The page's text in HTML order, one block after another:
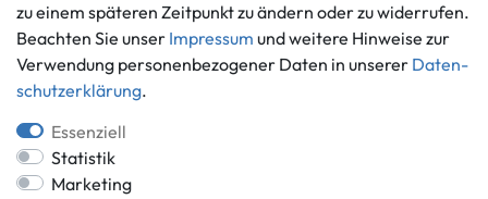
Über uns
Häufig gestellte Fragen
Zahlung und Versand
Batterieentsorgung
zu einem späteren Zeitpunkt zu ändern oder zu widerrufen.
Beachten Sie unser Impressum und weitere Hinweise zur
Verwendung personenbezogener Daten in unserer Daten­
schutz­erklärung.
Essenziell
Statistik
Marketing